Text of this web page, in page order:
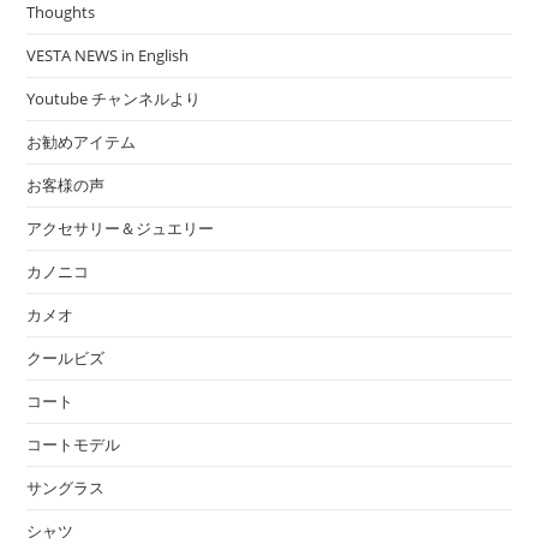
Thoughts
VESTA NEWS in English
Youtube チャンネルより
お勧めアイテム
お客様の声
アクセサリー＆ジュエリー
カノニコ
カメオ
クールビズ
コート
コートモデル
サングラス
シャツ